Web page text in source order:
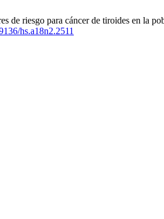
de riesgo para cáncer de tiroides en la
hs.a18n2.2511